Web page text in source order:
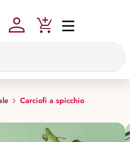
Carciofi a spicchio